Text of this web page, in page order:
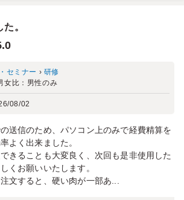
。
セミナー › 研修
女比： 男性のみ
08/02
送信のため、パソコン上のみで経費精算を
よく出来ました。
きることも大変良く、次回も是非使用した
くお願いいたします。
文すると、硬い肉が一部あ...